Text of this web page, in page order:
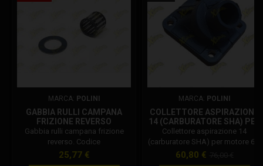
MARCA: POLINI
GABBIA RULLI CAMPANA
FRIZIONE REVERSO
143.195.003
Gabbia rulli campana frizione
reverso. Codice
Polini: 143.195.003 Diametro
Prezzo
25,77 €
MARCA: POLINI
COLLETTORE ASPIRAZIONE
14 (CARBURATORE SHA) PER
MOTORE 6,2 HP 143.270.008
Collettore aspirazione 14
(carburatore SHA) per motore 6,2
hp 143.270.008. Collettore
Prezzo
60,80 €